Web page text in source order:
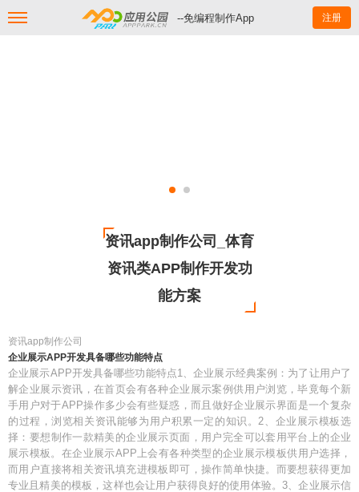
--免编程制作App 注册
资讯app制作公司_体育
资讯类APP制作开发功
能方案
资讯app制作公司
企业展示APP开发具备哪些功能特点
企业展示APP开发具备哪些功能特点1、企业展示经典案例：为了让用户了
解企业展示资讯，在首页会有各种企业展示案例供用户浏览，毕竟每个新
手用户对于APP操作多少会有些疑惑，而且做好企业展示界面是一个复杂
的过程，浏览相关资讯能够为用户积累一定的知识。2、企业展示模板选
择：要想制作一款精美的企业展示页面，用户完全可以套用平台上的企业
展示模板。在企业展示APP上会有各种类型的企业展示模板供用户选择，
而用户直接将相关资讯填充进模板即可，操作简单快捷。而要想获得更加
专业且精美的模板，这样也会让用户获得良好的使用体验。3、企业展示信